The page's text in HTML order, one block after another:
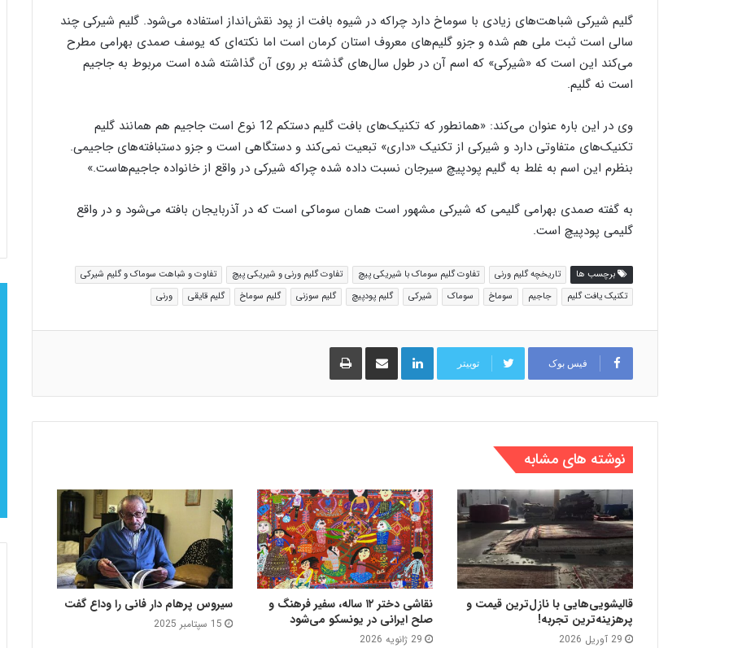
گلیم شیرکی شباهت‌های زیادی با سوماخ دارد چراکه در شیوه بافت از پود نقش‌انداز استفاده می‌شود. گلیم شیرکی چند
سالی است ثبت ملی هم شده و جزو گلیم‌های معروف استان کرمان است اما نکته‌ای که یوسف صمدی بهرامی مطرح
می‌کند این است که «شیرکی» که اسم آن در طول سال‌های گذشته بر روی آن گذاشته شده است مربوط به جاجیم
است نه گلیم.
وی در این باره عنوان می‌کند: «همانطور که تکنیک‌های بافت گلیم دستکم 12 نوع است جاجیم هم همانند گلیم
تکنیک‌های متفاوتی دارد و شیرکی از تکنیک «داری» تبعیت نمی‌کند و دستگاهی است و جزو دستبافته‌های جاجیمی.
بنظرم این اسم به غلط به گلیم پودپیچ سیرجان نسبت داده شده چراکه شیرکی در واقع از خانواده جاجیم‌هاست.»
به گفته صمدی بهرامی گلیمی که شیرکی مشهور است همان سوماکی است که در آذربایجان بافته می‌شود و در واقع
گلیمی پودپیچ است.
برچسب ها تاریخچه گلیم ورنی تفاوت گلیم سوماک با شیریکی پیچ تفاوت گلیم ورنی و شیریکی پیچ
تفاوت و شباهت سوماک و گلیم شیرکی
تکنیک یافت گلیم
جاجیم سوماخ سوماک شیرکی گلیم پودپیچ گلیم سوزنی گلیم سوماخ گلیم قایقی ورنی
فیس بوک توییتر
لینکدین اشتراک گذاری از طریق ایمیل
نوشته های مشابه
قالیشویی‌هایی با نازل‌ترین قیمت و
پرهزینه‌ترین تجربه!
29 آوریل 2026
نقاشی دختر ۱۲ ساله، سفیر فرهنگ و
صلح ایرانی در یونسکو می‌شود
29 ژانویه 2026
سیروس پرهام دار فانی را وداع گفت
15 سپتامبر 2025
م
ع
ر
د
ه